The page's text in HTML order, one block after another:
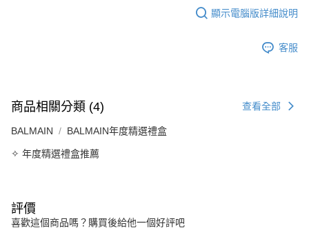
顯示電腦版詳細說明
客服
商品相關分類 (4) 查看全部
BALMAIN BALMAIN年度精選禮盒
✧ 年度精選禮盒推薦
評價
喜歡這個商品嗎？購買後給他一個好評吧